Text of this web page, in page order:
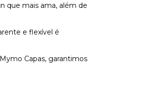
que mais ama, além de
e flexível é
Capas, garantimos